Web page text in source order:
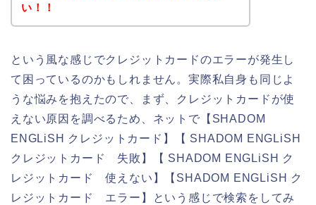
い！！
という風な感じでクレジットカードのエラーが発生し
て困っているのかもしれません。実際私自身も同じよ
うな悩みを抱えたので、まず、クレジットカードが使
えない原因を調べるため、ネットで【SHADOM
ENGLiSH クレジットカード】【 SHADOM ENGLiSH
クレジットカード 失敗】【 SHADOM ENGLiSH ク
レジットカード 使えない】【SHADOM ENGLiSH ク
レジットカード エラー】という感じで検索をしてみ